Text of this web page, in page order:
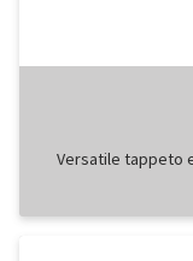
Versatile tappeto